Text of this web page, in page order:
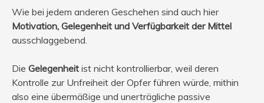
Wie bei jedem anderen Geschehen sind auch hier
Motivation, Gelegenheit und Verfügbarkeit der Mittel
ausschlaggebend.
Die Gelegenheit ist nicht kontrollierbar, weil deren
Kontrolle zur Unfreiheit der Opfer führen würde, mithin
also eine übermäßige und unerträgliche passive